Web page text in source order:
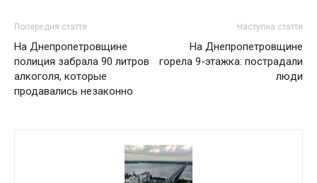
Попередня стаття
На Днепропетровщине
полиция забрала 90 литров
алкоголя, которые
продавались незаконно
Наступна стаття
На Днепропетровщине
горела 9-этажка: пострадали
люди